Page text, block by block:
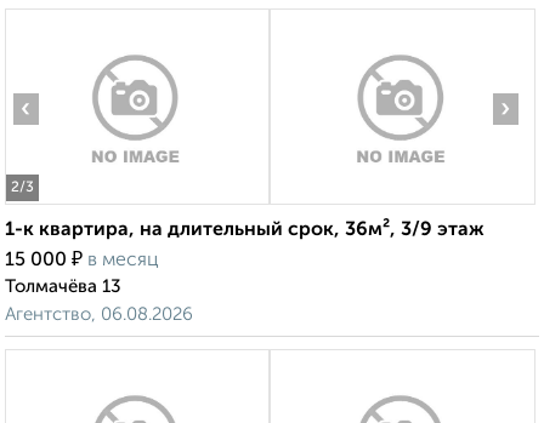
2/3
‹ ›
1-к квартира, на длительный срок, 36м², 3/9 этаж
15 000 ₽ в месяц
Толмачёва 13
Агентство, 06.08.2026